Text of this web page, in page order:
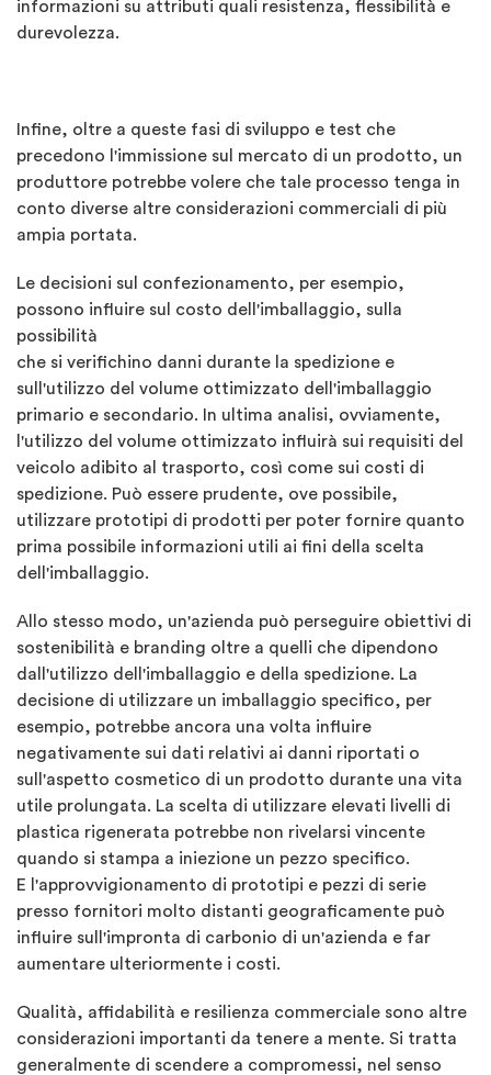
informazioni su attributi quali resistenza, flessibilità e
durevolezza.
Infine, oltre a queste fasi di sviluppo e test che
precedono l'immissione sul mercato di un prodotto, un
produttore potrebbe volere che tale processo tenga in
conto diverse altre considerazioni commerciali di più
ampia portata.
Le decisioni sul confezionamento, per esempio,
possono influire sul costo dell'imballaggio, sulla
possibilità
che si verifichino danni durante la spedizione e
sull'utilizzo del volume ottimizzato dell'imballaggio
primario e secondario. In ultima analisi, ovviamente,
l'utilizzo del volume ottimizzato influirà sui requisiti del
veicolo adibito al trasporto, così come sui costi di
spedizione. Può essere prudente, ove possibile,
utilizzare prototipi di prodotti per poter fornire quanto
prima possibile informazioni utili ai fini della scelta
dell'imballaggio.
Allo stesso modo, un'azienda può perseguire obiettivi di
sostenibilità e branding oltre a quelli che dipendono
dall'utilizzo dell'imballaggio e della spedizione. La
decisione di utilizzare un imballaggio specifico, per
esempio, potrebbe ancora una volta influire
negativamente sui dati relativi ai danni riportati o
sull'aspetto cosmetico di un prodotto durante una vita
utile prolungata. La scelta di utilizzare elevati livelli di
plastica rigenerata potrebbe non rivelarsi vincente
quando si stampa a iniezione un pezzo specifico.
E l'approvvigionamento di prototipi e pezzi di serie
presso fornitori molto distanti geograficamente può
influire sull'impronta di carbonio di un'azienda e far
aumentare ulteriormente i costi.
Qualità, affidabilità e resilienza commerciale sono altre
considerazioni importanti da tenere a mente. Si tratta
generalmente di scendere a compromessi, nel senso